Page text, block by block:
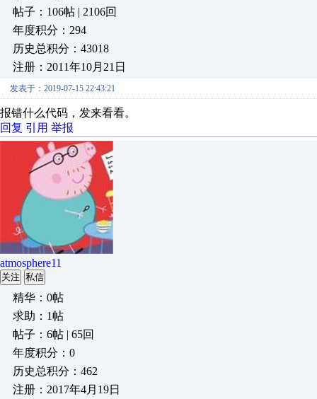
帖子：106帖 | 2106回
年度积分：294
历史总积分：43018
注册：2011年10月21日
发表于：2019-07-15 22:43:21
报错什么代码，发来看看。
回复 引用 举报
atmosphere11
关注 私信
精华：0帖
求助：1帖
帖子：6帖 | 65回
年度积分：0
历史总积分：462
注册：2017年4月19日